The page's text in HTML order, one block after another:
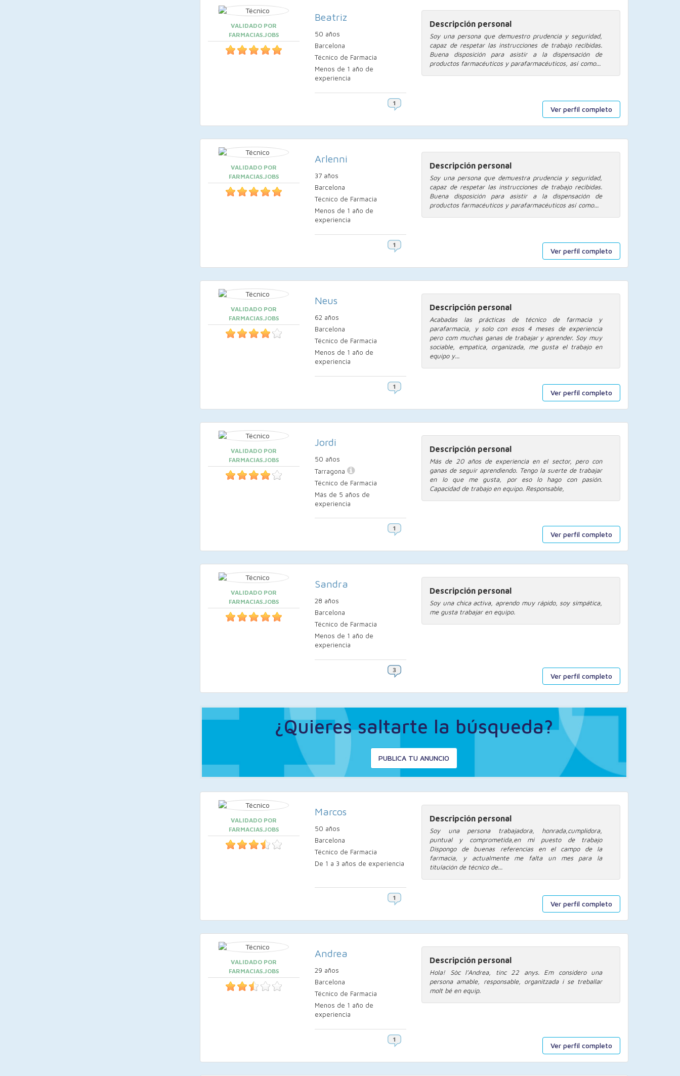
Ver perfil completo
VALIDADO POR
FARMACIAS.JOBS
Beatriz
50 años
Barcelona
Técnico de Farmacia
Menos de 1 año de
experiencia
Descripción personal
Soy una persona que demuestro prudencia y seguridad,
capaz de respetar las instrucciones de trabajo recibidas.
Buena disposición para asistir a la dispensación de
productos farmacéuticos y parafarmacéuticos, así como...
Ver perfil completo
VALIDADO POR
FARMACIAS.JOBS
Arlenni
37 años
Barcelona
Técnico de Farmacia
Menos de 1 año de
experiencia
Descripción personal
Soy una persona que demuestra prudencia y seguridad,
capaz de respetar las instrucciones de trabajo recibidas.
Buena disposición para asistir a la dispensación de
productos farmacéuticos y parafarmacéuticos así como...
Ver perfil completo
VALIDADO POR
FARMACIAS.JOBS
Neus
62 años
Barcelona
Técnico de Farmacia
Menos de 1 año de
experiencia
Descripción personal
Acabadas las prácticas de técnico de farmacia y
parafarmacia, y solo con esos 4 meses de experiencia
pero com muchas ganas de trabajar y aprender. Soy muy
sociable, empatica, organizada, me gusta el trabajo en
equipo y...
Ver perfil completo
VALIDADO POR
FARMACIAS.JOBS
Jordi
50 años
Tarragona
Técnico de Farmacia
Más de 5 años de
experiencia
Descripción personal
Más de 20 años de experiencia en el sector, pero con
ganas de seguir aprendiendo. Tengo la suerte de trabajar
en lo que me gusta, por eso lo hago con pasión.
Capacidad de trabajo en equipo. Responsable,
Ver perfil completo
VALIDADO POR
FARMACIAS.JOBS
Sandra
28 años
Barcelona
Técnico de Farmacia
Menos de 1 año de
experiencia
Descripción personal
Soy una chica activa, aprendo muy rápido, soy simpática,
me gusta trabajar en equipo.
¿Quieres saltarte la búsqueda?
PUBLICA TU ANUNCIO
Ver perfil completo
VALIDADO POR
FARMACIAS.JOBS
Marcos
50 años
Barcelona
Técnico de Farmacia
De 1 a 3 años de experiencia
Descripción personal
Soy una persona trabajadora, honrada,cumplidora,
puntual y comprometida,en mi puesto de trabajo
Dispongo de buenas referencias en el campo de la
farmacia, y actualmente me falta un mes para la
titulación de técnico de...
Ver perfil completo
VALIDADO POR
FARMACIAS.JOBS
Andrea
29 años
Barcelona
Técnico de Farmacia
Menos de 1 año de
experiencia
Descripción personal
Hola! Sòc l’Andrea, tinc 22 anys. Em considero una
persona amable, responsable, organitzada i se treballar
molt bé en equip.